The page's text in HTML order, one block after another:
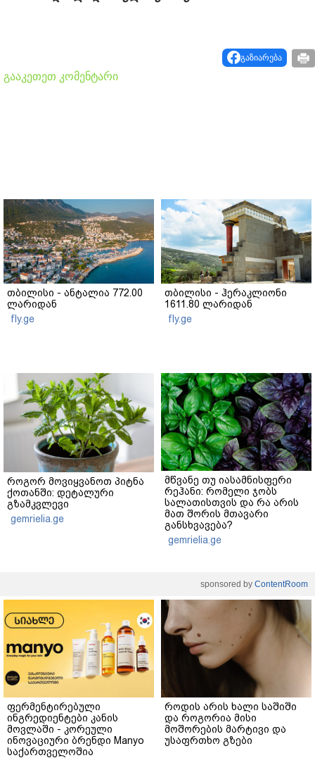
გაზიარება
გააკეთეთ კომენტარი
თბილისი - ანტალია 772.00
ლარიდან
fly.ge
თბილისი - ჰერაკლიონი
1611.80 ლარიდან
fly.ge
როგორ მოვიყვანოთ პიტნა
ქოთანში: დეტალური
გზამკვლევი
gemrielia.ge
მწვანე თუ იასამნისფერი
რეჰანი: რომელი ჯობს
სალათისთვის და რა არის
მათ შორის მთავარი
განსხვავება?
gemrielia.ge
sponsored by ContentRoom
ფერმენტირებული
ინგრედიენტები კანის
მოვლაში - კორეული
ინოვაციური ბრენდი Manyo
საქართველოშია
როდის არის ხალი საშიში
და როგორია მისი
მოშორების მარტივი და
უსაფრთხო გზები